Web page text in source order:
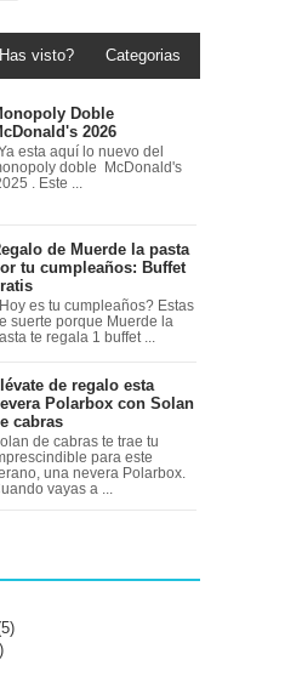
visto? Categorias
Doble
2026
esta aquí lo nuevo del
doble McDonald's
. Este ...
de Muerde la pasta
tu cumpleaños: Buffet
es tu cumpleaños? Estas
suerte porque Muerde la
te regala 1 buffet ...
de regalo esta
Polarbox con Solan
cabras
de cabras te trae tu
para este
una nevera Polarbox.
vayas a ...